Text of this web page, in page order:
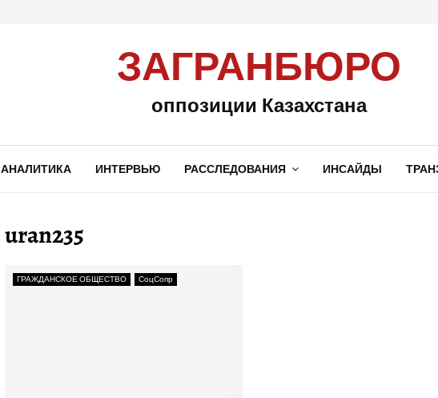
ЗАГРАНБЮРО
оппозиции Казахстана
АНАЛИТИКА ИНТЕРВЬЮ РАССЛЕДОВАНИЯ ИНСАЙДЫ
uran235
ГРАЖДАНСКОЕ ОБЩЕСТВО СоцСопр